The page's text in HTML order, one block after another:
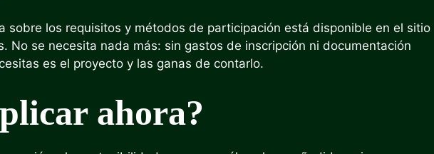
sobre los requisitos y métodos de participación está disponible en el sitio
No se necesita nada más: sin gastos de inscripción ni documentación
es el proyecto y las ganas de contarlo.
ahora?